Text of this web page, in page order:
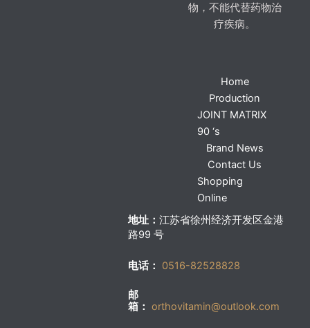
物，不能代替药物治
疗疾病。
Home
Production
JOINT MATRIX
90 ‘s
Brand News
Contact Us
Shopping
Online
地址： 江苏省徐州经济开发区金港
路99 号
电话： 0516-82528828
邮
箱： orthovitamin@outlook.com